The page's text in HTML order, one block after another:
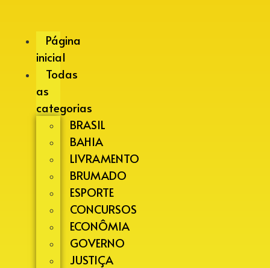
Página
inicial
Todas
as
categorias
BRASIL
BAHIA
LIVRAMENTO
BRUMADO
ESPORTE
CONCURSOS
ECONÔMIA
GOVERNO
JUSTIÇA